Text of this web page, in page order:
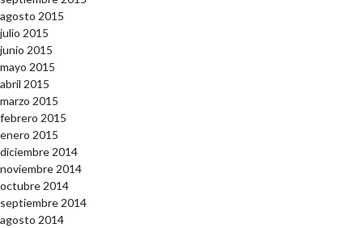
agosto 2015
julio 2015
junio 2015
mayo 2015
abril 2015
marzo 2015
febrero 2015
enero 2015
diciembre 2014
noviembre 2014
octubre 2014
septiembre 2014
agosto 2014